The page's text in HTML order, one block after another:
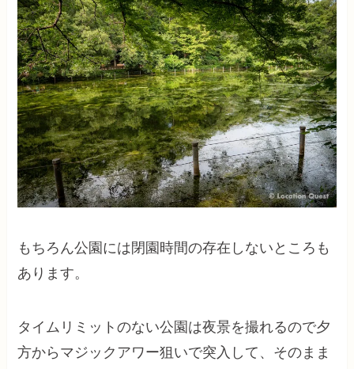
もちろん公園には閉園時間の存在しないところも
あります。
タイムリミットのない公園は夜景を撮れるので夕
方からマジックアワー狙いで突入して、そのまま